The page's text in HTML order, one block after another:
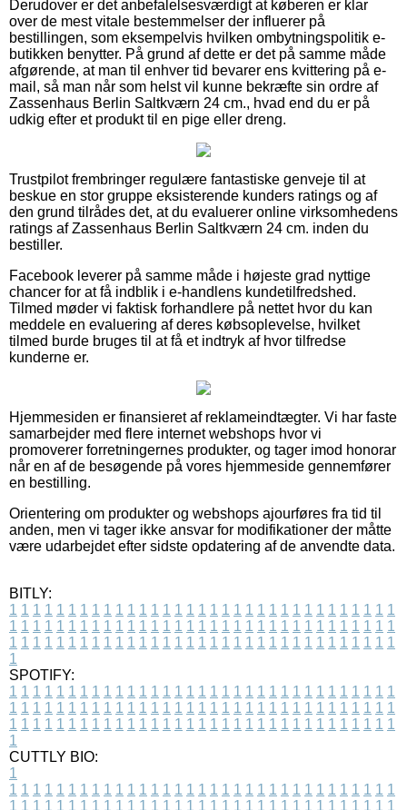
Derudover er det anbefalelsesværdigt at køberen er klar
over de mest vitale bestemmelser der influerer på
bestillingen, som eksempelvis hvilken ombytningspolitik e-
butikken benytter. På grund af dette er det på samme måde
afgørende, at man til enhver tid bevarer ens kvittering på e-
mail, så man når som helst vil kunne bekræfte sin ordre af
Zassenhaus Berlin Saltkværn 24 cm., hvad end du er på
udkig efter et produkt til en pige eller dreng.
Trustpilot frembringer regulære fantastiske genveje til at
beskue en stor gruppe eksisterende kunders ratings og af
den grund tilrådes det, at du evaluerer online virksomhedens
ratings af Zassenhaus Berlin Saltkværn 24 cm. inden du
bestiller.
Facebook leverer på samme måde i højeste grad nyttige
chancer for at få indblik i e-handlens kundetilfredshed.
Tilmed møder vi faktisk forhandlere på nettet hvor du kan
meddele en evaluering af deres købsoplevelse, hvilket
tilmed burde bruges til at få et indtryk af hvor tilfredse
kunderne er.
Hjemmesiden er finansieret af reklameindtægter. Vi har faste
samarbejder med flere internet webshops hvor vi
promoverer forretningernes produkter, og tager imod honorar
når en af de besøgende på vores hjemmeside gennemfører
en bestilling.
Orientering om produkter og webshops ajourføres fra tid til
anden, men vi tager ikke ansvar for modifikationer der måtte
være udarbejdet efter sidste opdatering af de anvendte data.
BITLY:
1 1 1 1 1 1 1 1 1 1 1 1 1 1 1 1 1 1 1 1 1 1 1 1 1 1 1 1 1 1 1 1 1
1 1 1 1 1 1 1 1 1 1 1 1 1 1 1 1 1 1 1 1 1 1 1 1 1 1 1 1 1 1 1 1 1
1 1 1 1 1 1 1 1 1 1 1 1 1 1 1 1 1 1 1 1 1 1 1 1 1 1 1 1 1 1 1 1 1
1
SPOTIFY:
1 1 1 1 1 1 1 1 1 1 1 1 1 1 1 1 1 1 1 1 1 1 1 1 1 1 1 1 1 1 1 1 1
1 1 1 1 1 1 1 1 1 1 1 1 1 1 1 1 1 1 1 1 1 1 1 1 1 1 1 1 1 1 1 1 1
1 1 1 1 1 1 1 1 1 1 1 1 1 1 1 1 1 1 1 1 1 1 1 1 1 1 1 1 1 1 1 1 1
1
CUTTLY BIO:
1
1 1 1 1 1 1 1 1 1 1 1 1 1 1 1 1 1 1 1 1 1 1 1 1 1 1 1 1 1 1 1 1 1
1 1 1 1 1 1 1 1 1 1 1 1 1 1 1 1 1 1 1 1 1 1 1 1 1 1 1 1 1 1 1 1 1